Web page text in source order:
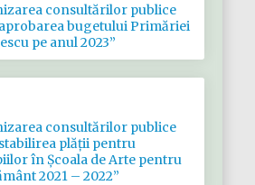
consultărilor publice
bugetului Primăriei
pe anul 2023”
consultărilor publice
plăţii pentru
în Şcoala de Arte pentru
2021 – 2022”